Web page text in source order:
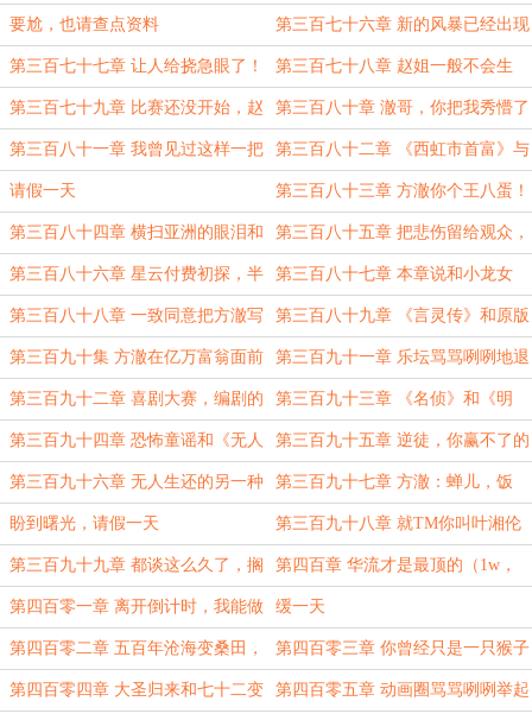
经？（没支棱起来） 这么牛！
要尬，也请查点资料 第三百七十六章 新的风暴已经出现
第三百七十七章 让人给挠急眼了！ 第三百七十八章 赵姐一般不会生
气，但只要生气……
第三百七十九章 比赛还没开始，赵
姐先废了一个（9.4，新年快乐！）
第三百八十章 澈哥，你把我秀懵了
第三百八十一章 我曾见过这样一把
扇子
第三百八十二章 《西虹市首富》与
《Mother》
请假一天 第三百八十三章 方澈你个王八蛋！
第三百八十四章 横扫亚洲的眼泪和
求婚
第三百八十五章 把悲伤留给观众，
刀片留给自己
第三百八十六章 星云付费初探，半
天两个亿
第三百八十七章 本章说和小龙女
（求订阅）
第三百八十八章 一致同意把方澈写
死
第三百八十九章 《言灵传》和原版
《西虹市首富》（9k，求订阅）
第三百九十集 方澈在亿万富翁面前
的嘴脸
第三百九十一章 乐坛骂骂咧咧地退
出了直播间
第三百九十二章 喜剧大赛，编剧的
战争
第三百九十三章 《名侦》和《明
侦》，都不是啥正经推理？
第三百九十四章 恐怖童谣和《无人
生还》
第三百九十五章 逆徒，你赢不了的
第三百九十六章 无人生还的另一种
翻译就是都得死！
第三百九十七章 方澈：蝉儿，饭
饭，饿饿
盼到曙光，请假一天 第三百九十八章 就TM你叫叶湘伦
啊？
第三百九十九章 都谈这么久了，搁
这装啥呢？
第四百章 华流才是最顶的（1w，
求订阅）
第四百零一章 离开倒计时，我能做
的几乎都做完了
缓一天
第四百零二章 五百年沧海变桑田，
这才是《悟空传》
第四百零三章 你曾经只是一只猴子
第四百零四章 大圣归来和七十二变 第四百零五章 动画圈骂骂咧咧举起